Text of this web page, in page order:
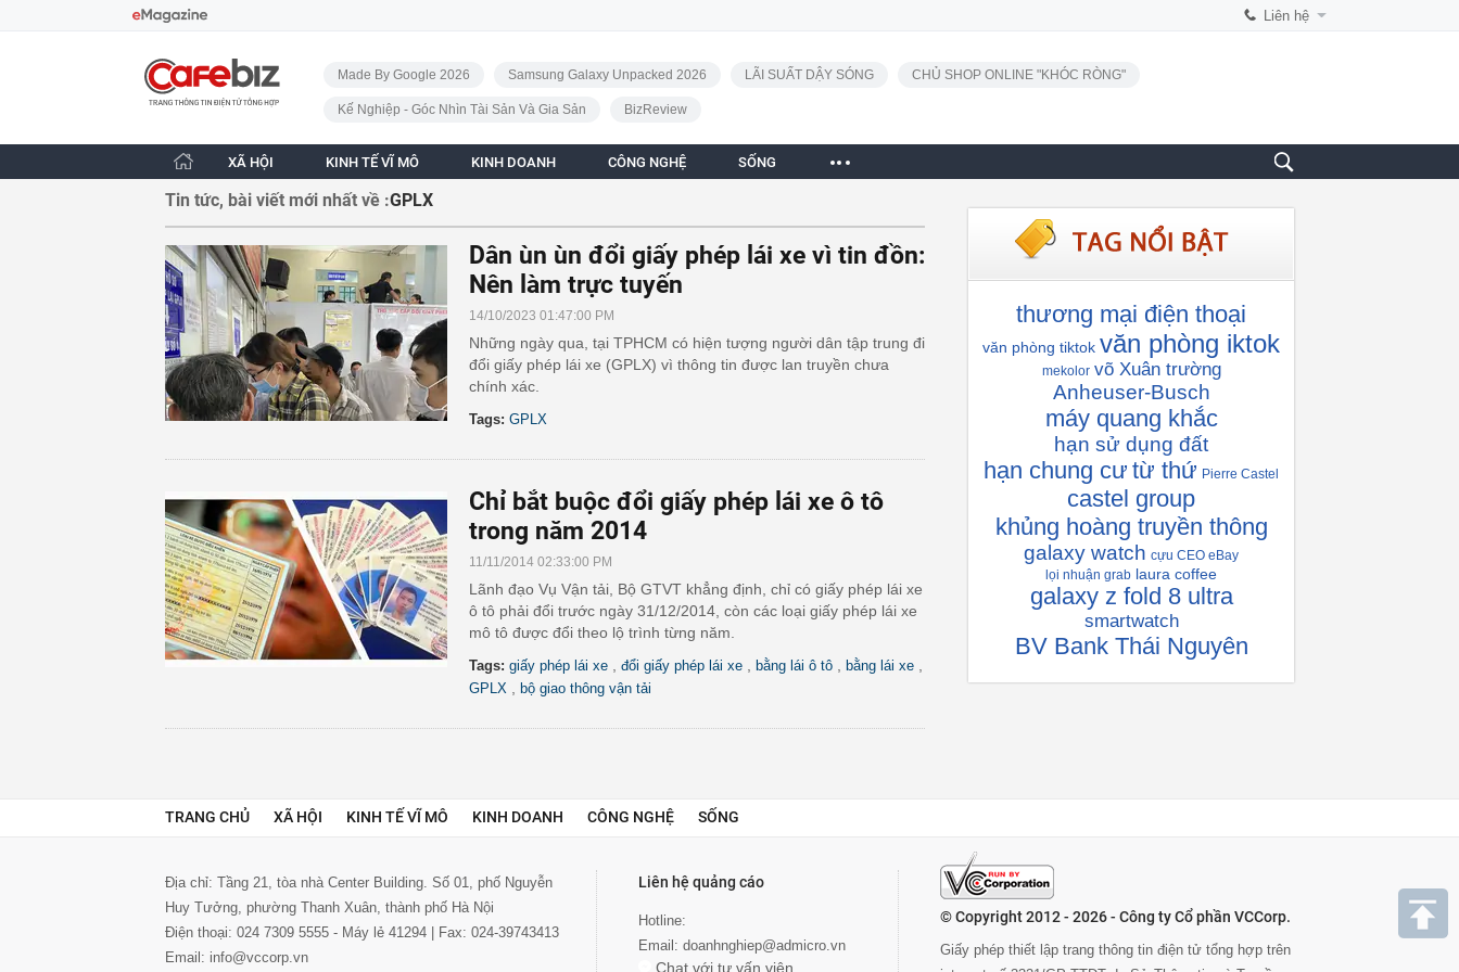
Liên hệ
CafeBiz - Trang chủ
Made By Google 2026
Samsung Galaxy Unpacked 2026 LÃI SUẤT DẬY SÓNG CHỦ SHOP ONLINE "KHÓC RÒNG"
Kế Nghiệp - Góc Nhìn Tài Sản Và Gia Sản BizReview
XÃ HỘI KINH TẾ VĨ MÔ KINH DOANH CÔNG NGHỆ SỐNG
Tin tức, bài viết mới nhất về :GPLX
Dân ùn ùn đổi giấy phép lái xe vì tin đồn:
Nên làm trực tuyến
14/10/2023 01:47:00 PM
Những ngày qua, tại TPHCM có hiện tượng người dân tập trung đi
đổi giấy phép lái xe (GPLX) vì thông tin được lan truyền chưa
chính xác.
Tags: GPLX
Chỉ bắt buộc đổi giấy phép lái xe ô tô
trong năm 2014
11/11/2014 02:33:00 PM
Lãnh đạo Vụ Vận tải, Bộ GTVT khẳng định, chỉ có giấy phép lái xe
ô tô phải đổi trước ngày 31/12/2014, còn các loại giấy phép lái xe
mô tô được đổi theo lộ trình từng năm.
Tags: giấy phép lái xe đổi giấy phép lái xe bằng lái ô tô bằng lái xe
GPLX bộ giao thông vận tải
thương mại điện thoại
văn phòng tiktok văn phòng iktok
mekolor võ Xuân trường
Anheuser-Busch
máy quang khắc
hạn sử dụng đất
hạn chung cư từ thứ Pierre Castel
castel group
khủng hoàng truyền thông
galaxy watch cựu CEO eBay
lọi nhuận grab laura coffee
galaxy z fold 8 ultra
smartwatch
BV Bank Thái Nguyên
TRANG CHỦ XÃ HỘI KINH TẾ VĨ MÔ KINH DOANH CÔNG NGHỆ SỐNG
Địa chỉ: Tầng 21, tòa nhà Center Building. Số 01, phố Nguyễn
Huy Tưởng, phường Thanh Xuân, thành phố Hà Nội
Điện thoại: 024 7309 5555 - Máy lẻ 41294 | Fax: 024-39743413
Email: info@vccorp.vn
Liên hệ quảng cáo
Hotline:
Email: doanhnghiep@admicro.vn
Chat với tư vấn viên
© Copyright 2012 - 2026 - Công ty Cổ phần VCCorp.
Giấy phép thiết lập trang thông tin điện tử tổng hợp trên